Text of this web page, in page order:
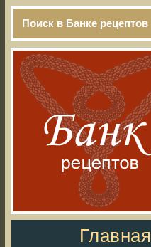
Поиск в Банке рецептов
Главная